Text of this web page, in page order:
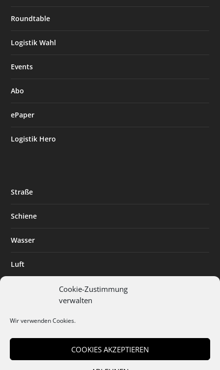
Cookie-Zustimmung
verwalten
Wir verwenden Cookies.
COOKIES AKZEPTIEREN
Roundtable
Logistik Wahl
Events
Abo
ePaper
Logistik Hero
Straße
Schiene
Wasser
Luft
Digitalisierung